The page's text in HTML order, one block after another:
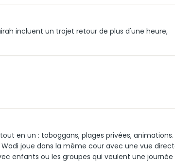
incluent un trajet retour de plus d'une heure,
en un : toboggans, plages privées, animations.
joue dans la même cour avec une vue
enfants ou les groupes qui veulent une journée